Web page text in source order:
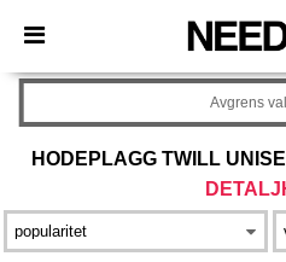
× Needen-app
Bedre priser i appen!
HODEPLAGG TWILL
Avgrens